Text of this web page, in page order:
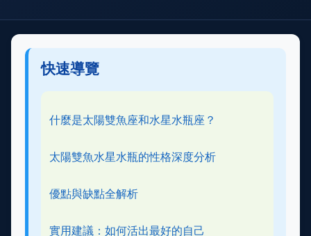
快速導覽
什麼是太陽雙魚座和水星水瓶座？
太陽雙魚水星水瓶的性格深度分析
優點與缺點全解析
實用建議：如何活出最好的自己